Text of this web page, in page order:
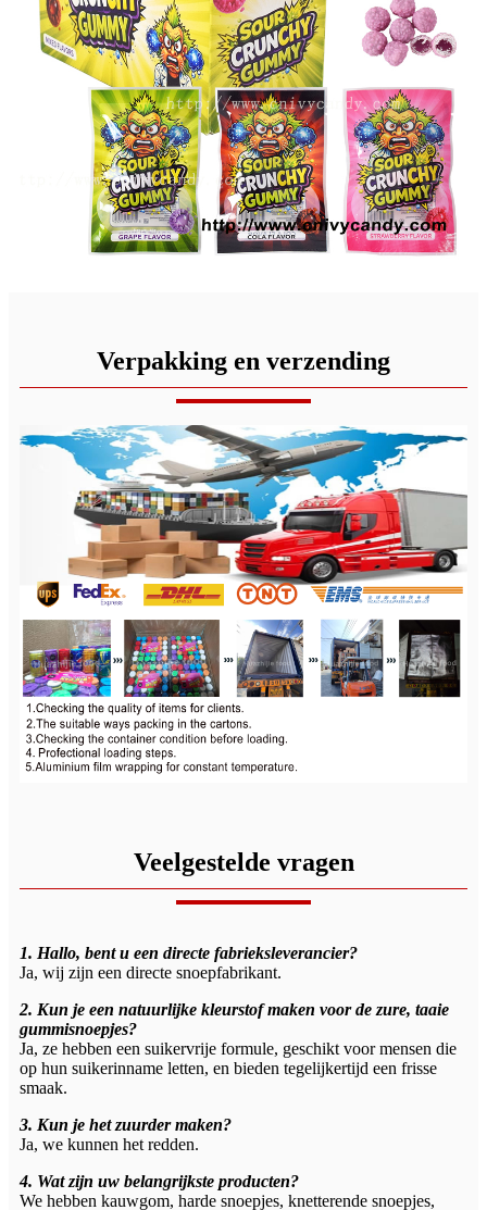
Verpakking en verzending
Veelgestelde vragen
1. Hallo, bent u een directe fabrieksleverancier?
Ja, wij zijn een directe snoepfabrikant.
2. Kun je een natuurlijke kleurstof maken voor de zure, taaie
gummisnoepjes?
Ja, ze hebben een suikervrije formule, geschikt voor mensen die
op hun suikerinname letten, en bieden tegelijkertijd een frisse
smaak.
3. Kun je het zuurder maken?
Ja, we kunnen het redden.
4. Wat zijn uw belangrijkste producten?
We hebben kauwgom, harde snoepjes, knetterende snoepjes,